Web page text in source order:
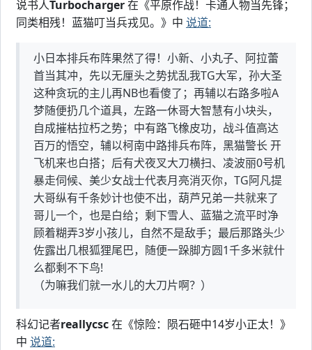
说书人Turbocharger在《平原作战！卡通人物当先锋；
同类相残！蓝猫叮当兵戎见。》中 说道:
小日本排兵布阵果然了得！小新、小丸子、阿拉蕾
首当其冲，先以无厘头之势扰乱我TG大军，孙大圣
这种贪玩的主儿再NB也看傻了；再辅以右路多啦A
梦随便扔几个道具，左路一休哥大智慧有小块头，
自成摧枯拉朽之势；中有路飞橡皮功，战斗值高达
百万的悟空，辅以柯南中路排兵布阵，黑猫警长 开
飞机来也白搭；后有犬夜叉大刀横扫、凌波丽0号机
暴走伺候、美少女战士代表月亮消灭你，TG阿凡提
大哥纵有千条妙计也使不出，葫芦兄弟一共就来了
哥儿一个，也是白给；剩下雪人、蓝猫之流平时净
顾着糊弄3岁小孩儿，自然不是敌手；最后那路头少
佐露出几根狐狸尾巴，随便一跺脚方圆1千多米就什
么都剩不下鸟!
（为嘛我们就一水儿的大刀片啊？）
科幻记者reallycsc在《惊险：陨石砸中14岁小正太！》
中 说道: